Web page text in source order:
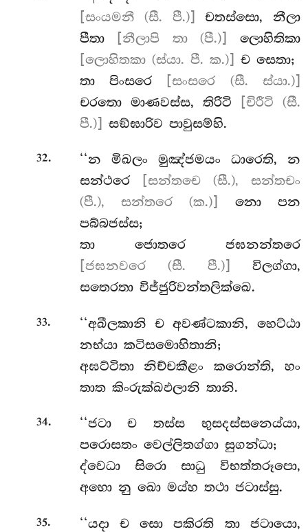
[සංයමනී (සී. පී.)]
චතස්සො, නීලා
පීතා
[නීලාපි තා (පී.)]
ලොහිතිකා
[ලොහිතකා (ස්යා. පී. ක.)] ච සෙතා;
තා පිංසරෙ
[සංසරෙ (සී. ස්යා.)]
චරතො මාණවස්ස, තිරිටි
[චිරීටි (සී.
පී.)] සඞ්ඝාරිව පාවුසම්හි.
32.
‘‘න මිඛලං මුඤ්ජමයං ධාරෙති, න
සන්ථරෙ
[සන්තචෙ (සී.), සන්තචං
(පී.), සන්තරෙ (ක.)]
නො පන
පබ්බජස්ස;
තා ජොතරෙ ජඝනන්තරෙ
[ජඝනවරෙ (සී. පී.)]
විලග්ගා,
සතෙරතා විජ්ජුරිවන්තලික්ඛෙ.
33.
‘‘අඛීලකානි ච අවණ්ටකානි, හෙට්ඨා
නභ්යා කටිසමොහිතානි;
අඝට්ටිතා නිච්චකීළං කරොන්ති, හං
තාත කිංරුක්ඛඵලානි තානි.
34. ‘‘ජටාච තස්ස භුසදස්සනෙය්යා,
පරොසතං වෙල්ලිතග්ගා සුගන්ධා;
ද්වෙධා සිරො සාධු විභත්තරූපො,
අහො නු ඛො මය්හ තථා ජටාස්සු.
35.
‘‘යදා ච සො පකිරති තා ජටායො,